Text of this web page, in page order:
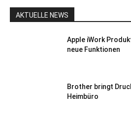
AKTUELLE NEWS
Apple iWork
neue Funktionen
Brother bringt
Heimbüro